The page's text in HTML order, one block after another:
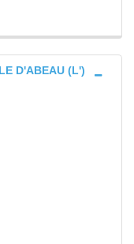
D'ABEAU (L')